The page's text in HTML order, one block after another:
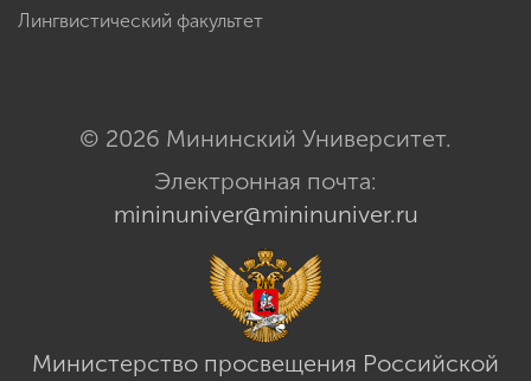
Лингвистический факультет
© 2026 Мининский Университет.
Электронная почта:
mininuniver@mininuniver.ru
Министерство просвещения Российской